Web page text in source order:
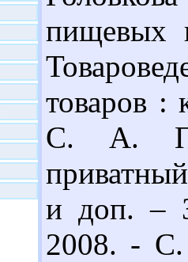
пищевых
товаров :
С. А.
и доп. –
2008. -